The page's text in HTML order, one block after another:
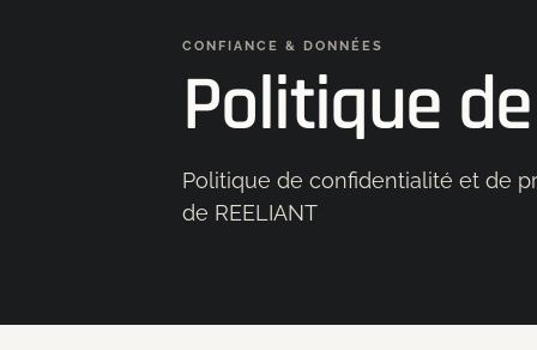
CONFIANCE & DONNÉES
Politique
Politique de confidentialité et de
de REELIANT